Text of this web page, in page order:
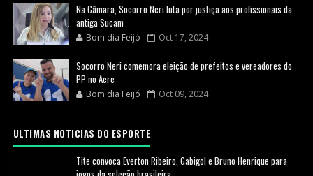
Na Câmara, Socorro Neri luta por justiça aos profissionais da
antiga Sucam
Bom dia Feijó Oct 17, 2024
Socorro Neri comemora eleição de prefeitos e vereadores do
PP no Acre
Bom dia Feijó Oct 09, 2024
ULTIMAS NOTICIAS DO ESPORTE
Tite convoca Everton Ribeiro, Gabigol e Bruno Henrique para